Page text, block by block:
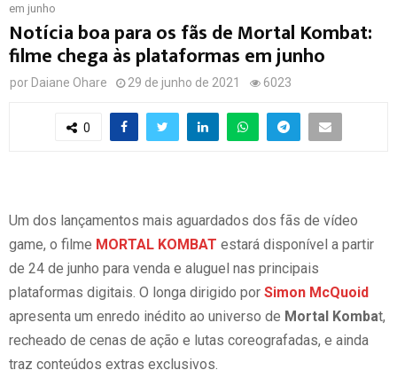
em junho
Notícia boa para os fãs de Mortal Kombat:
filme chega às plataformas em junho
por Daiane Ohare 29 de junho de 2021 6023
0
Um dos lançamentos mais aguardados dos fãs de vídeo
game, o filme MORTAL KOMBAT estará disponível a partir
de 24 de junho para venda e aluguel nas principais
plataformas digitais. O longa dirigido por Simon McQuoid
apresenta um enredo inédito ao universo de Mortal Kombat,
recheado de cenas de ação e lutas coreografadas, e ainda
traz conteúdos extras exclusivos.